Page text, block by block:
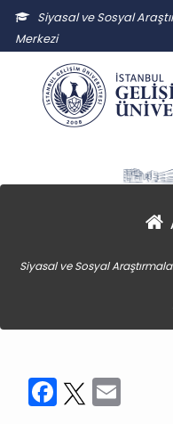
Siyasal ve Sosyal
Merkezi
ssauam@gelisim.edu.tr
Siyasal ve Sosyal
Facebook
Twitter